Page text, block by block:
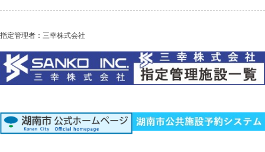
指定管理者：三幸株式会社